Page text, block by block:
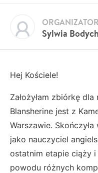
Sylwia Bodych
Hej Kościele!
Założyłam zbiórkę
Blansherine jest z
Warszawie.
jako nauczyciel
ostatnim etapie ciąży
powodu różnych